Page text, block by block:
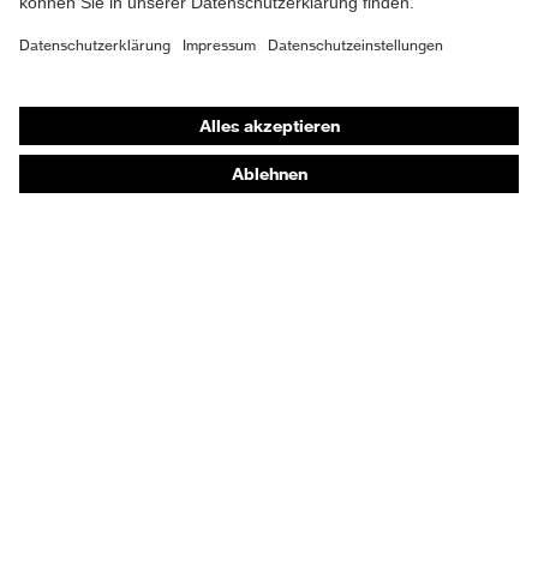
Online-Shop für B2B-Kunden
Online-Shop für Personaldienstleister